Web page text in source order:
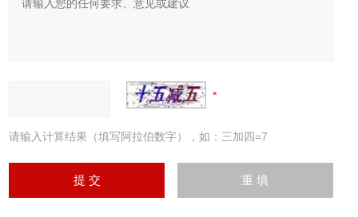
请输入计算结果（填写阿拉伯数字），如：三加四=7